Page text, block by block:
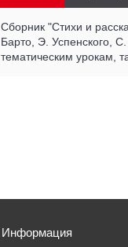
Сборник "Стихи и
Барто, Э. Успенского,
тематическим урокам,
Информация